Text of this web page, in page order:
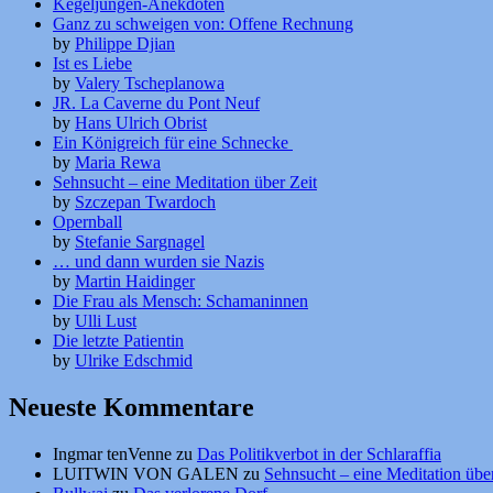
Kegeljungen-Anekdoten
Ganz zu schweigen von: Offene Rechnung
by Philippe Djian
Ist es Liebe
by Valery Tscheplanowa
JR. La Caverne du Pont Neuf
by Hans Ulrich Obrist
Ein Königreich für eine Schnecke
by Maria Rewa
Sehnsucht – eine Meditation über Zeit
by Szczepan Twardoch
Opernball
by Stefanie Sargnagel
… und dann wurden sie Nazis
by Martin Haidinger
Die Frau als Mensch: Schamaninnen
by Ulli Lust
Die letzte Patientin
by Ulrike Edschmid
Neueste Kommentare
Ingmar tenVenne zu Das Politikverbot in der Schlaraffia
LUITWIN VON GALEN zu Sehnsucht – eine Meditation